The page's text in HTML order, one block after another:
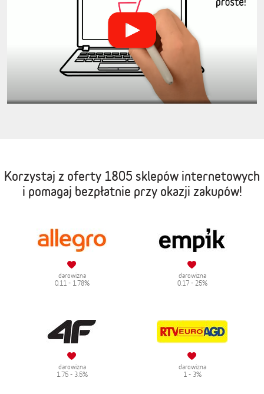
Korzystaj z oferty 1805 sklepów internetowych
i pomagaj bezpłatnie przy okazji zakupów!
darowizna
0.11 - 1.78%
darowizna
0.17 - 25%
darowizna
1.75 - 3.5%
darowizna
1 - 3%